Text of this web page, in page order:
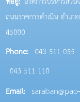
ถนนราชการดำเนิน อำเภ
45000
Phone: 043 511 055
043 511 110
Email: